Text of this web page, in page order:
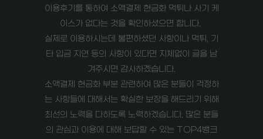
이용후기를 통하여 소액결제 현금화 먹튀나 사기 케
이스가 없다는 것을 확인하셨으면 합니다.
실제로 이용하시는데 불편하셨던 사항이나 먹튀, 기
타 입금 지연 등의 사항이 있다면 지체없이 글을 남
겨주시면 감사하곘습니다.
소액결제 현금화 부분 관련하여 많은 분들이 걱정하
는 사항들에 대해서는 확실한 보장을 해드리기 위해
최선의 노력을 다하도록 노력하겠습니다. 많은 분들
의 관심과 이용에 대해 보답할 수 있는 TOP4뱅크